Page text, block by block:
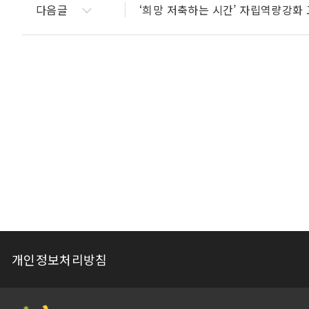
다음글 ‘희망 저축하는 시간’ 자립역량강화
개인정보처리방침